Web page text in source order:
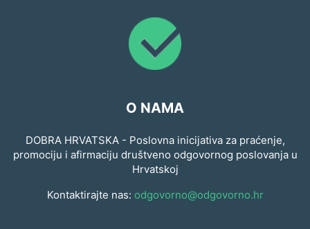
O NAMA
DOBRA HRVATSKA - Poslovna inicijativa za praćenje,
promociju i afirmaciju društveno odgovornog poslovanja u
Hrvatskoj
Kontaktirajte nas: odgovorno@odgovorno.hr